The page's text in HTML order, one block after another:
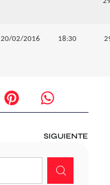
20/02/2016 18:30
SIGUIENTE